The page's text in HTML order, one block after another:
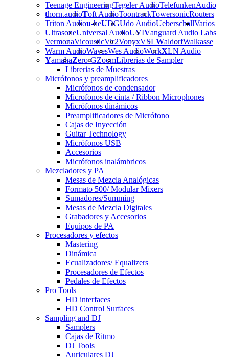
Teenage EngineeringTegeler AudioTelefunken
thorn.audioToft AudioToontrackTowersonic
Triton Audiou-heUDGUdo AudioUeberschall
UltrasoneUniversal AudioUVIVanguard Audio Labs
VermonaVicousticVir2VonyxVSLWaldorfWalkasse
Warm AudioWavesWes AudioWorkXLN Audio
YamahaZero-GZoom
Audio
Routers
Varios
Librerias de Sampler
Librerias de Muestras
Micrófonos y preamplificadores
Micrófonos de condensador
Microfonos de cinta / Ribbon Microphones
Micrófonos dinámicos
Preamplificadores de Micrófono
Cajas de Inyección
Guitar Technology
Micrófonos USB
Accesorios
Micrófonos inalámbricos
Mezcladores y PA
Mesas de Mezcla Analógicas
Formato 500/ Modular Mixers
Sumadores/Summing
Mesas de Mezcla Digitales
Grabadores y Accesorios
Equipos de PA
Procesadores y efectos
Mastering
Dinámica
Ecualizadores/ Equalizers
Procesadores de Efectos
Pedales de Efectos
Pro Tools
HD interfaces
HD Control Surfaces
Sampling and DJ
Samplers
Cajas de Ritmo
DJ Tools
Auriculares DJ